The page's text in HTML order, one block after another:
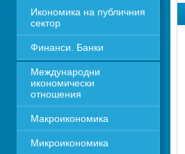
Икономика на публичния
сектор
Финанси. Банки
Международни
икономически
отношения
Макроикономика
Микроикономика